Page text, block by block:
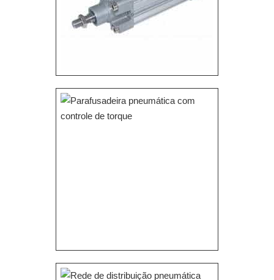
profissionais qualificados para o serviço, além de
no mercado pela seriedade e qualidade, que
garantem a melhor experiência para parceiros
novos e antigos. .